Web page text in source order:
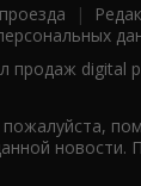
|
продаж digital
новости.